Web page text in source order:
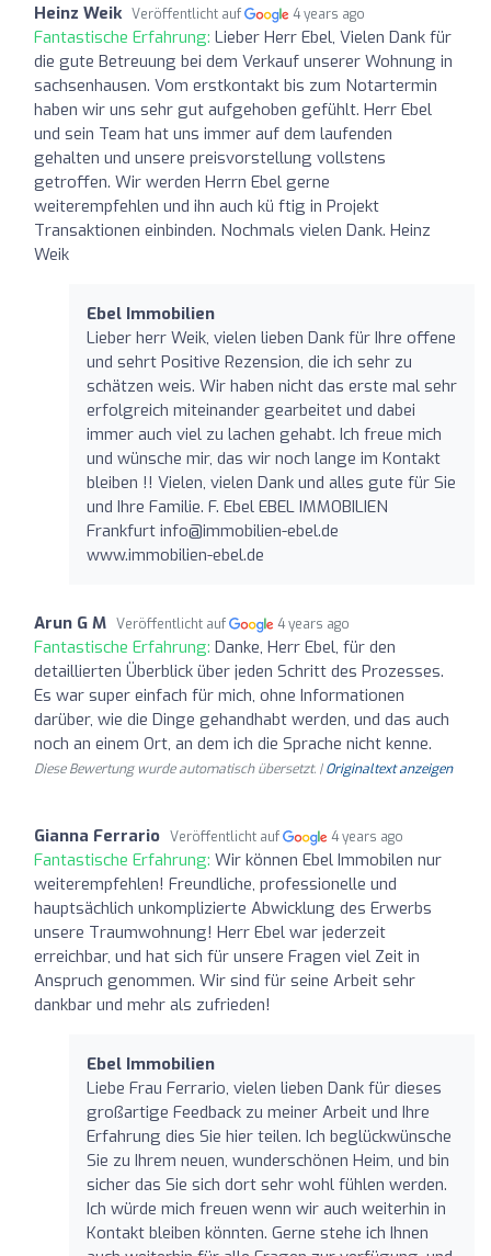
Heinz Weik Veröffentlicht auf 4 years ago
Fantastische Erfahrung: Lieber Herr Ebel, Vielen Dank für
die gute Betreuung bei dem Verkauf unserer Wohnung in
sachsenhausen. Vom erstkontakt bis zum Notartermin
haben wir uns sehr gut aufgehoben gefühlt. Herr Ebel
und sein Team hat uns immer auf dem laufenden
gehalten und unsere preisvorstellung vollstens
getroffen. Wir werden Herrn Ebel gerne
weiterempfehlen und ihn auch kü ftig in Projekt
Transaktionen einbinden. Nochmals vielen Dank. Heinz
Weik
Ebel Immobilien
Lieber herr Weik, vielen lieben Dank für Ihre offene
und sehrt Positive Rezension, die ich sehr zu
schätzen weis. Wir haben nicht das erste mal sehr
erfolgreich miteinander gearbeitet und dabei
immer auch viel zu lachen gehabt. Ich freue mich
und wünsche mir, das wir noch lange im Kontakt
bleiben !! Vielen, vielen Dank und alles gute für Sie
und Ihre Familie. F. Ebel EBEL IMMOBILIEN
Frankfurt info@immobilien-ebel.de
www.immobilien-ebel.de
Arun G M Veröffentlicht auf 4 years ago
Fantastische Erfahrung: Danke, Herr Ebel, für den
detaillierten Überblick über jeden Schritt des Prozesses.
Es war super einfach für mich, ohne Informationen
darüber, wie die Dinge gehandhabt werden, und das auch
noch an einem Ort, an dem ich die Sprache nicht kenne.
Diese Bewertung wurde automatisch übersetzt. |Originaltext anzeigen
Gianna Ferrario Veröffentlicht auf 4 years ago
Fantastische Erfahrung: Wir können Ebel Immobilen nur
weiterempfehlen! Freundliche, professionelle und
hauptsächlich unkomplizierte Abwicklung des Erwerbs
unsere Traumwohnung! Herr Ebel war jederzeit
erreichbar, und hat sich für unsere Fragen viel Zeit in
Anspruch genommen. Wir sind für seine Arbeit sehr
dankbar und mehr als zufrieden!
Ebel Immobilien
Liebe Frau Ferrario, vielen lieben Dank für dieses
großartige Feedback zu meiner Arbeit und Ihre
Erfahrung dies Sie hier teilen. Ich beglückwünsche
Sie zu Ihrem neuen, wunderschönen Heim, und bin
sicher das Sie sich dort sehr wohl fühlen werden.
Ich würde mich freuen wenn wir auch weiterhin in
Kontakt bleiben könnten. Gerne stehe ich Ihnen